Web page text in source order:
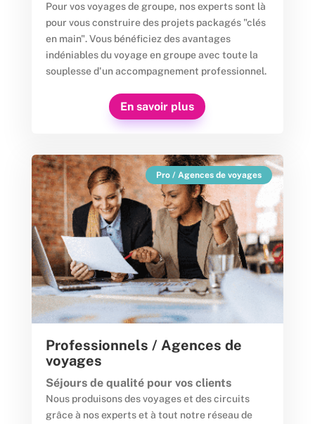
Pour vos voyages de groupe, nos experts sont là
pour vous construire des projets packagés "clés
en main". Vous bénéficiez des avantages
indéniables du voyage en groupe avec toute la
souplesse d'un accompagnement professionnel.
En savoir plus
Pro / Agences de voyages
Professionnels / Agences de
voyages
Séjours de qualité pour vos clients
Nous produisons des voyages et des circuits
grâce à nos experts et à tout notre réseau de